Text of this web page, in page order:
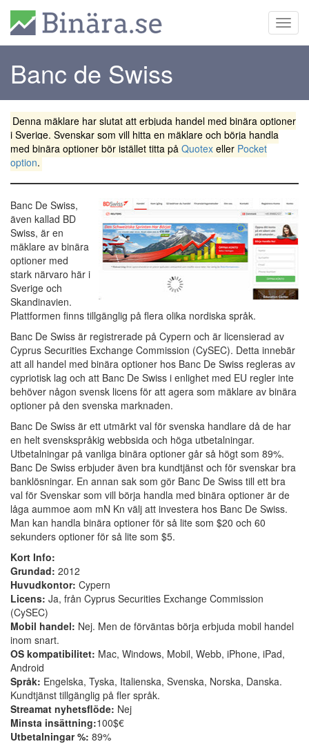
Banc de Swiss
Denna mäklare har slutat att erbjuda handel med binära optioner
i Sverige. Svenskar som vill hitta en mäklare och börja handla
med binära optioner bör istället titta på Quotex eller Pocket
option.
Banc De Swiss,
även kallad BD
Swiss, är en
mäklare av binära
optioner med
stark närvaro här i
Sverige och
Skandinavien.
Plattformen finns tillgänglig på flera olika nordiska språk.
Banc De Swiss är registrerade på Cypern och är licensierad av
Cyprus Securities Exchange Commission (CySEC). Detta innebär
att all handel med binära optioner hos Banc De Swiss regleras av
cypriotisk lag och att Banc De Swiss i enlighet med EU regler inte
behöver någon svensk licens för att agera som mäklare av binära
optioner på den svenska marknaden.
Banc De Swiss är ett utmärkt val för svenska handlare då de har
en helt svenskspråkig webbsida och höga utbetalningar.
Utbetalningar på vanliga binära optioner går så högt som 89%.
Banc De Swiss erbjuder även bra kundtjänst och för svenskar bra
banklösningar. En annan sak som gör Banc De Swiss till ett bra
val för Svenskar som vill börja handla med binära optioner är de
låga aummoe aom mN Kn välj att investera hos Banc De Swiss.
Man kan handla binära optioner för så lite som $20 och 60
sekunders optioner för så lite som $5.
Kort Info:
Grundad: 2012
Huvudkontor: Cypern
Licens: Ja, från Cyprus Securities Exchange Commission
(CySEC)
Mobil handel: Nej. Men de förväntas börja erbjuda mobil handel
inom snart.
OS kompatibilitet: Mac, Windows, Mobil, Webb, iPhone, iPad,
Android
Språk: Engelska, Tyska, Italienska, Svenska, Norska, Danska.
Kundtjänst tillgänglig på fler språk.
Streamat nyhetsflöde: Nej
Minsta insättning:100$€
Utbetalningar %: 89%